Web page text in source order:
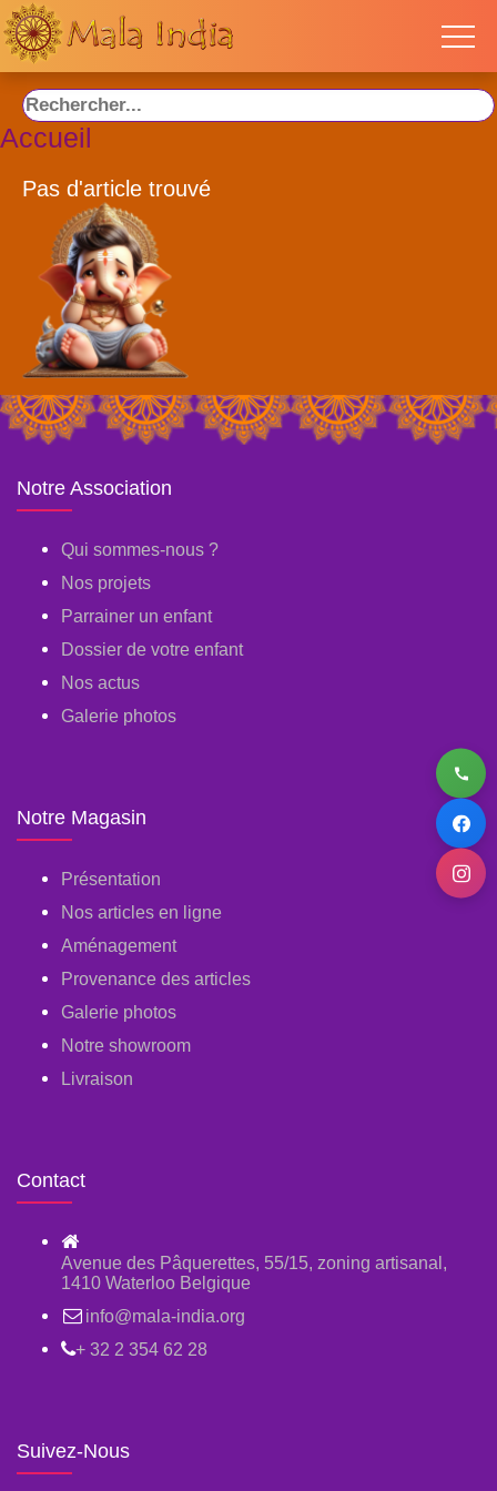
Accueil
Pas d'article trouvé
Notre Association
Qui sommes-nous ?
Nos projets
Parrainer un enfant
Dossier de votre enfant
Nos actus
Galerie photos
Notre Magasin
Présentation
Nos articles en ligne
Aménagement
Provenance des articles
Galerie photos
Notre showroom
Livraison
Contact
Avenue des Pâquerettes, 55/15, zoning artisanal,
1410 Waterloo Belgique
info@mala-india.org
+ 32 2 354 62 28
Suivez-Nous